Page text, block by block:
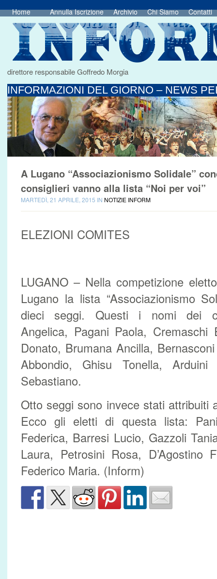
Home Annulla Iscrizione Archivio Chi Siamo Contatti
direttore responsabile Goffredo Morgia
INFORMAZIONI DEL GIORNO – NEWS
A Lugano “Associazionismo Solidale”
consiglieri vanno alla lista “Noi per voi”
MARTEDÌ, 21 APRILE, 2015 IN NOTIZIE INFORM
ELEZIONI COMITES
LUGANO – Nella competizione
Lugano la lista “Associazionismo
dieci seggi. Questi i nomi dei
Angelica, Pagani Paola,
Donato, Brumana Ancilla,
Abbondio, Ghisu Tonella,
Sebastiano.
Otto seggi sono invece stati attribuiti
Ecco gli eletti di questa lista:
Federica, Barresi Lucio, Gazzoli
Laura, Petrosini Rosa, D’Agostino
Federico Maria. (Inform)